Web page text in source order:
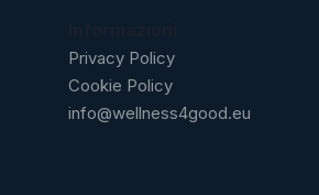
Privacy Policy
Cookie Policy
info@wellness4good.eu